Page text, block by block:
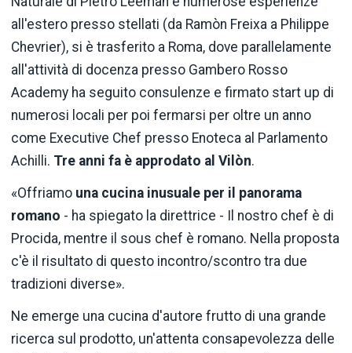
all'estero presso stellati (da Ramòn Freixa a Philippe
Chevrier), si è trasferito a Roma, dove parallelamente
all'attività di docenza presso Gambero Rosso
Academy ha seguito consulenze e firmato start up di
numerosi locali per poi fermarsi per oltre un anno
come Executive Chef presso Enoteca al Parlamento
Achilli. Tre anni fa è approdato al Vilòn.
«Offriamo una cucina inusuale per il panorama
romano - ha spiegato la direttrice - Il nostro chef è di
Procida, mentre il sous chef è romano. Nella proposta
c'è il risultato di questo incontro/scontro tra due
tradizioni diverse».
Ne emerge una cucina d'autore frutto di una grande
ricerca sul prodotto, un'attenta consapevolezza delle